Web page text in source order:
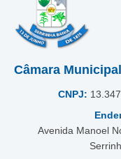
Câmara
CNPJ:
Avenida Manoel